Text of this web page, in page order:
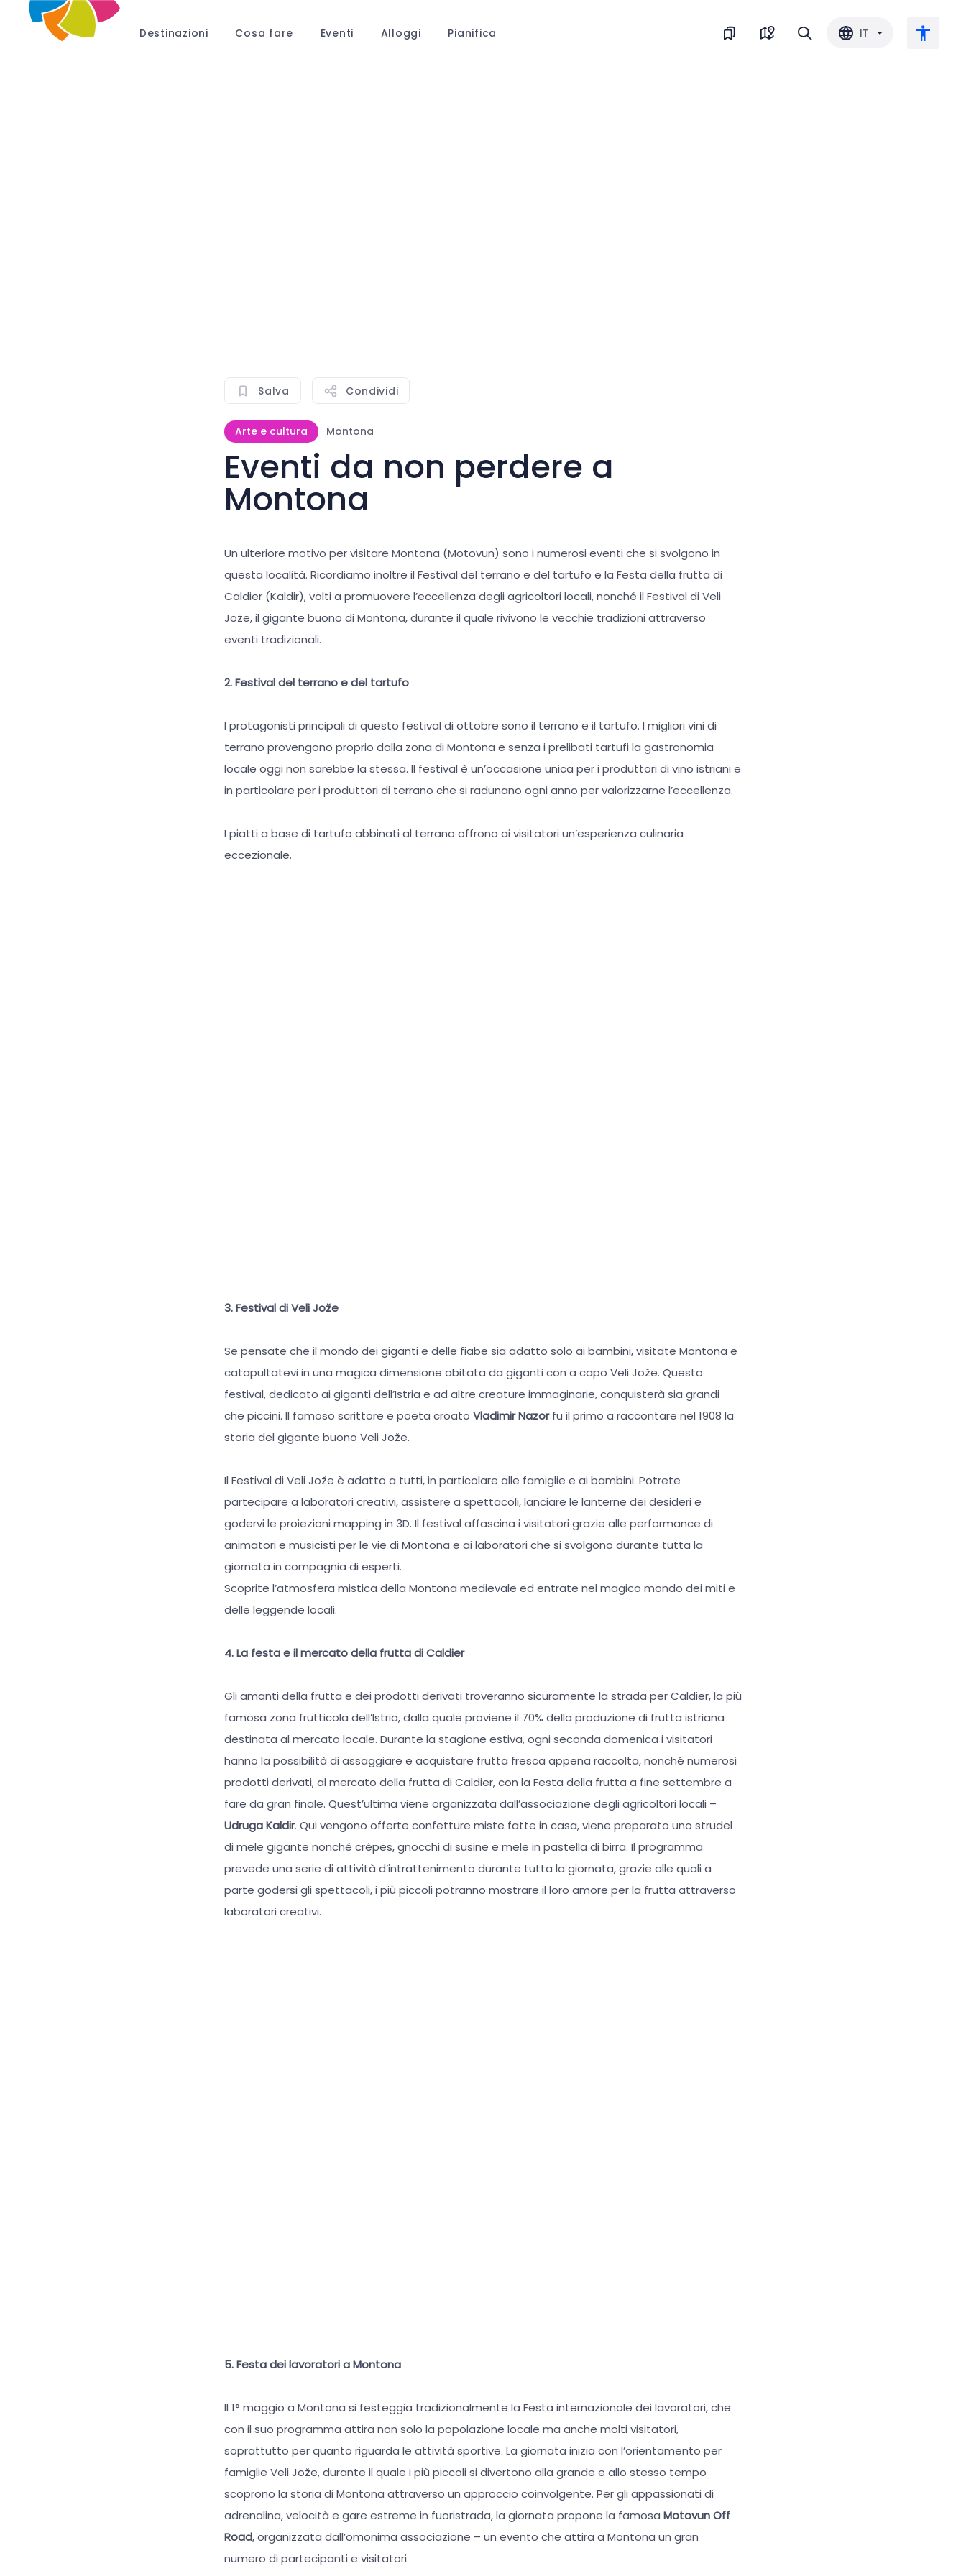
Destinazioni Cosa fare Eventi Alloggi Pianifica IT
Salva Condividi
Arte e cultura Montona
Eventi da non perdere a
Montona
Un ulteriore motivo per visitare Montona (Motovun) sono i numerosi eventi che si svolgono in
questa località. Ricordiamo inoltre il Festival del terrano e del tartufo e la Festa della frutta di
Caldier (Kaldir), volti a promuovere l’eccellenza degli agricoltori locali, nonché il Festival di Veli
Jože, il gigante buono di Montona, durante il quale rivivono le vecchie tradizioni attraverso
eventi tradizionali.
2. Festival del terrano e del tartufo
I protagonisti principali di questo festival di ottobre sono il terrano e il tartufo. I migliori vini di
terrano provengono proprio dalla zona di Montona e senza i prelibati tartufi la gastronomia
locale oggi non sarebbe la stessa. Il festival è un’occasione unica per i produttori di vino istriani e
in particolare per i produttori di terrano che si radunano ogni anno per valorizzarne l’eccellenza.
I piatti a base di tartufo abbinati al terrano offrono ai visitatori un’esperienza culinaria
eccezionale.
3. Festival di Veli Jože
Se pensate che il mondo dei giganti e delle fiabe sia adatto solo ai bambini, visitate Montona e
catapultatevi in una magica dimensione abitata da giganti con a capo Veli Jože. Questo
festival, dedicato ai giganti dell’Istria e ad altre creature immaginarie, conquisterà sia grandi
che piccini. Il famoso scrittore e poeta croato Vladimir Nazorfu il primo a raccontare nel 1908 la
storia del gigante buono Veli Jože.
Il Festival di Veli Jože è adatto a tutti, in particolare alle famiglie e ai bambini. Potrete
partecipare a laboratori creativi, assistere a spettacoli, lanciare le lanterne dei desideri e
godervi le proiezioni mapping in 3D. Il festival affascina i visitatori grazie alle performance di
animatori e musicisti per le vie di Montona e ai laboratori che si svolgono durante tutta la
giornata in compagnia di esperti.
Scoprite l’atmosfera mistica della Montona medievale ed entrate nel magico mondo dei miti e
delle leggende locali.
4. La festa e il mercato della frutta di Caldier
Gli amanti della frutta e dei prodotti derivati troveranno sicuramente la strada per Caldier, la più
famosa zona frutticola dell’Istria, dalla quale proviene il 70% della produzione di frutta istriana
destinata al mercato locale. Durante la stagione estiva, ogni seconda domenica i visitatori
hanno la possibilità di assaggiare e acquistare frutta fresca appena raccolta, nonché numerosi
prodotti derivati, al mercato della frutta di Caldier, con la Festa della frutta a fine settembre a
fare da gran finale. Quest’ultima viene organizzata dall’associazione degli agricoltori locali –
Udruga Kaldir. Qui vengono offerte confetture miste fatte in casa, viene preparato uno strudel
di mele gigante nonché crêpes, gnocchi di susine e mele in pastella di birra. Il programma
prevede una serie di attività d’intrattenimento durante tutta la giornata, grazie alle quali a
parte godersi gli spettacoli, i più piccoli potranno mostrare il loro amore per la frutta attraverso
laboratori creativi.
5. Festa dei lavoratori a Montona
Il 1° maggio a Montona si festeggia tradizionalmente la Festa internazionale dei lavoratori, che
con il suo programma attira non solo la popolazione locale ma anche molti visitatori,
soprattutto per quanto riguarda le attività sportive. La giornata inizia con l’orientamento per
famiglie Veli Jože, durante il quale i più piccoli si divertono alla grande e allo stesso tempo
scoprono la storia di Montona attraverso un approccio coinvolgente. Per gli appassionati di
adrenalina, velocità e gare estreme in fuoristrada, la giornata propone la famosa Motovun Off
Road, organizzata dall’omonima associazione – un evento che attira a Montona un gran
numero di partecipanti e visitatori.